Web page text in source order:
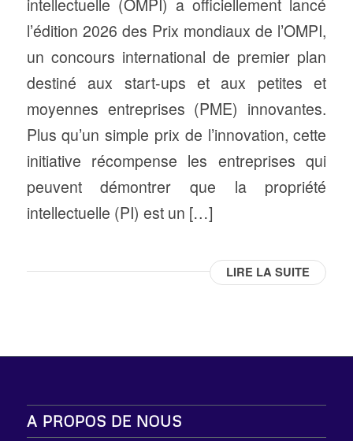
intellectuelle (OMPI) a officiellement lancé
l’édition 2026 des Prix mondiaux de l’OMPI,
un concours international de premier plan
destiné aux start-ups et aux petites et
moyennes entreprises (PME) innovantes.
Plus qu’un simple prix de l’innovation, cette
initiative récompense les entreprises qui
peuvent démontrer que la propriété
intellectuelle (PI) est un […]
LIRE LA SUITE
A PROPOS DE NOUS